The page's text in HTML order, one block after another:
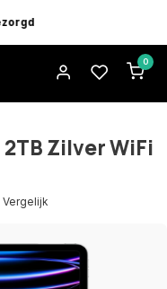
0
Zilver WiFi
Vergelijk